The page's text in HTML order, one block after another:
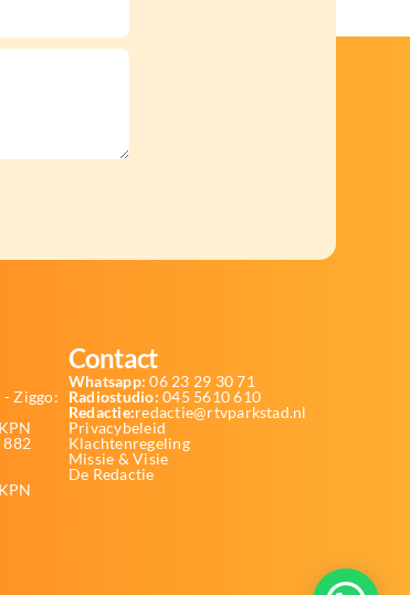
- Ziggo:
882
Contact
Whatsapp: 06 23 29 30 71
Radiostudio: 045 5610 610
Redactie:redactie@rtvparkstad.nl
Privacybeleid
Klachtenregeling
Missie & Visie
De Redactie